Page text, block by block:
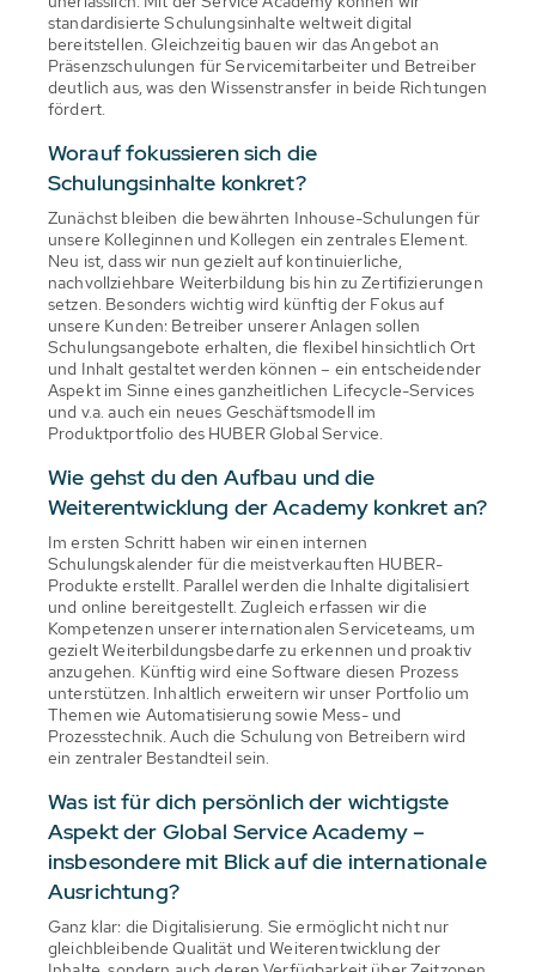
standardisierte Schulungsinhalte weltweit digital
bereitstellen. Gleichzeitig bauen wir das Angebot an
Präsenzschulungen für Servicemitarbeiter und Betreiber
deutlich aus, was den Wissenstransfer in beide Richtungen
fördert.
Worauf fokussieren sich die
Schulungsinhalte konkret?
Zunächst bleiben die bewährten Inhouse-Schulungen für
unsere Kolleginnen und Kollegen ein zentrales Element.
Neu ist, dass wir nun gezielt auf kontinuierliche,
nachvollziehbare Weiterbildung bis hin zu Zertifizierungen
setzen. Besonders wichtig wird künftig der Fokus auf
unsere Kunden: Betreiber unserer Anlagen sollen
Schulungsangebote erhalten, die flexibel hinsichtlich Ort
und Inhalt gestaltet werden können – ein entscheidender
Aspekt im Sinne eines ganzheitlichen Lifecycle-Services
und v.a. auch ein neues Geschäftsmodell im
Produktportfolio des HUBER Global Service.
Wie gehst du den Aufbau und die
Weiterentwicklung der Academy konkret an?
Im ersten Schritt haben wir einen internen
Schulungskalender für die meistverkauften HUBER-
Produkte erstellt. Parallel werden die Inhalte digitalisiert
und online bereitgestellt. Zugleich erfassen wir die
Kompetenzen unserer internationalen Serviceteams, um
gezielt Weiterbildungsbedarfe zu erkennen und proaktiv
anzugehen. Künftig wird eine Software diesen Prozess
unterstützen. Inhaltlich erweitern wir unser Portfolio um
Themen wie Automatisierung sowie Mess- und
Prozesstechnik. Auch die Schulung von Betreibern wird
ein zentraler Bestandteil sein.
Was ist für dich persönlich der wichtigste
Aspekt der Global Service Academy –
insbesondere mit Blick auf die internationale
Ausrichtung?
Ganz klar: die Digitalisierung. Sie ermöglicht nicht nur
gleichbleibende Qualität und Weiterentwicklung der